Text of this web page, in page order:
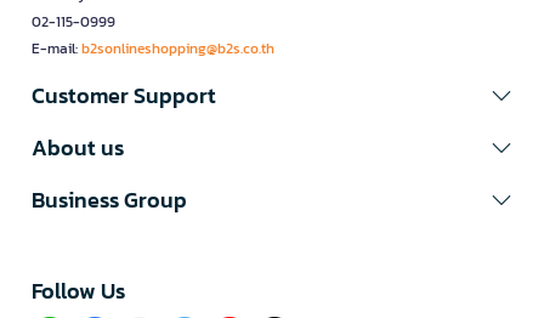
02-115-0999
E-mail:b2sonlineshopping@b2s.co.th
Customer Support
About us
Business Group
Follow Us​